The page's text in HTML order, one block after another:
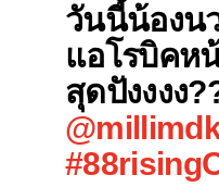
วันนี้น้องน
แอโรบิคห
สุดปังงงง